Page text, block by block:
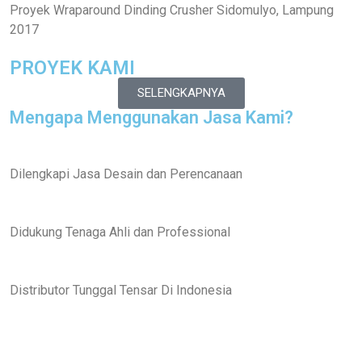
Proyek Wraparound Dinding Crusher Sidomulyo, Lampung
2017
PROYEK KAMI
SELENGKAPNYA
Mengapa Menggunakan Jasa Kami?
Dilengkapi Jasa Desain dan Perencanaan
Didukung Tenaga Ahli dan Professional
Distributor Tunggal Tensar Di Indonesia